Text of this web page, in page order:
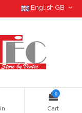
English GB
0
Cart